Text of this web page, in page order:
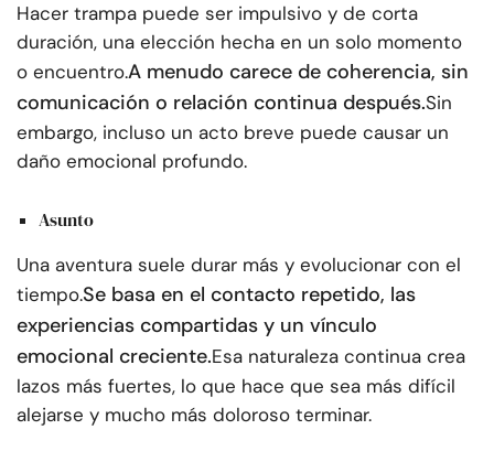
Hacer trampa puede ser impulsivo y de corta
duración, una elección hecha en un solo momento
o encuentro.A menudo carece de coherencia, sin
comunicación o relación continua después.Sin
embargo, incluso un acto breve puede causar un
daño emocional profundo.
Asunto
Una aventura suele durar más y evolucionar con el
tiempo.Se basa en el contacto repetido, las
experiencias compartidas y un vínculo
emocional creciente.Esa naturaleza continua crea
lazos más fuertes, lo que hace que sea más difícil
alejarse y mucho más doloroso terminar.